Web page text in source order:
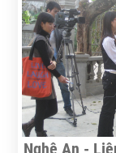
ba dan này
Nghệ An -